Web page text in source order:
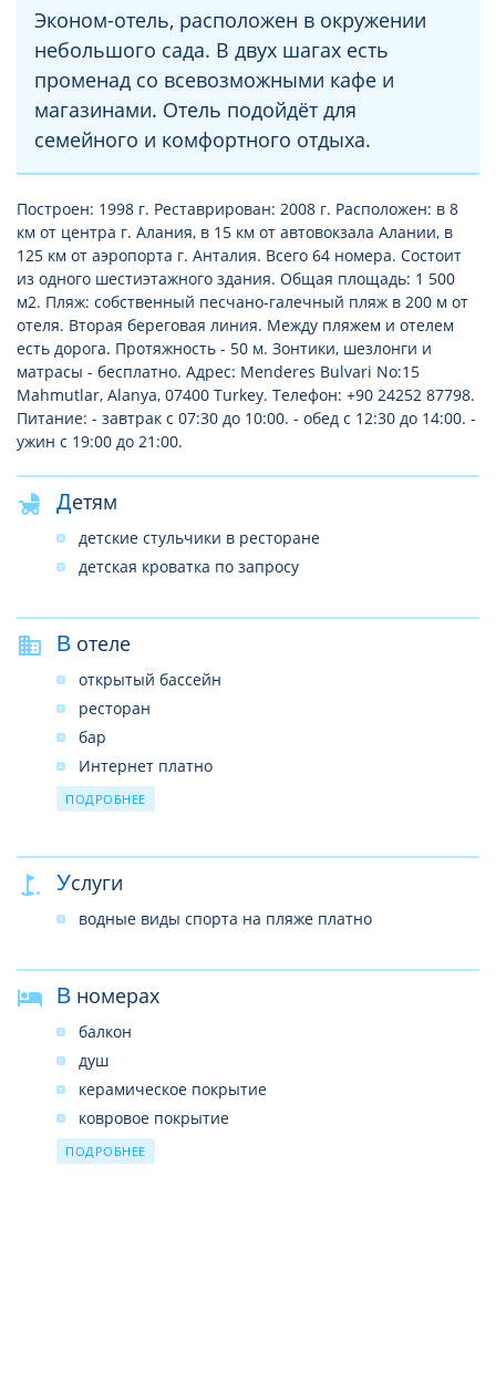
Эконом-отель, расположен в окружении
небольшого сада. В двух шагах есть
променад со всевозможными кафе и
магазинами. Отель подойдёт для
семейного и комфортного отдыха.
Построен: 1998 г. Реставрирован: 2008 г. Расположен: в 8
км от центра г. Алания, в 15 км от автовокзала Алании, в
125 км от аэропорта г. Анталия. Всего 64 номера. Состоит
из одного шестиэтажного здания. Общая площадь: 1 500
м2. Пляж: собственный песчано-галечный пляж в 200 м от
отеля. Вторая береговая линия. Между пляжем и отелем
есть дорога. Протяжность - 50 м. Зонтики, шезлонги и
матрасы - бесплатно. Адрес: Menderes Bulvari No:15
Mahmutlar, Alanya, 07400 Turkey. Телефон: +90 24252 87798.
Питание: - завтрак с 07:30 до 10:00. - обед с 12:30 до 14:00. -
ужин с 19:00 до 21:00.
Детям
детские стульчики в ресторане
детская кроватка по запросу
В отеле
открытый бассейн
ресторан
бар
Интернет платно
парковка
камера хранения багажа
услуги врача
ПОДРОБНЕЕ
Услуги
водные виды спорта на пляже платно
В номерах
балкон
душ
керамическое покрытие
ковровое покрытие
кондиционер-сплит
ПОДРОБНЕЕ